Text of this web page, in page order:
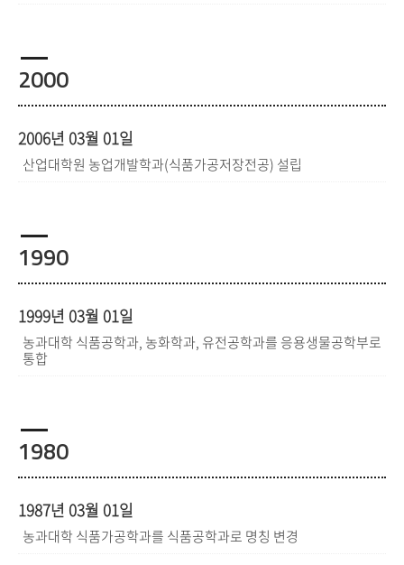
2000
2006년 03월 01일
산업대학원 농업개발학과(식품가공저장전공) 설립
1990
1999년 03월 01일
농과대학 식품공학과, 농화학과, 유전공학과를 응용생물공학부로
통합
1980
1987년 03월 01일
농과대학 식품가공학과를 식품공학과로 명칭 변경